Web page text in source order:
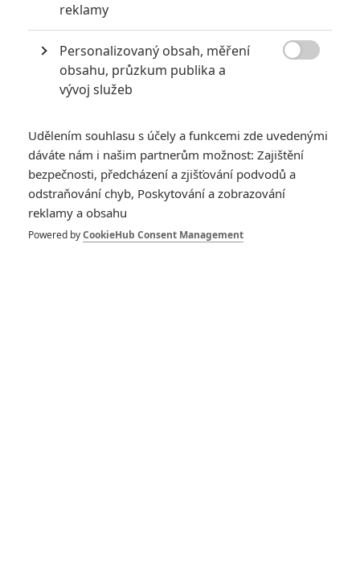
POSLEDNÍ KOMENTOVANÉ
3ČLÁNEK | 01.08.2026 16:40
Marvel nečekaně zrušil již schválené pokračování
1 ČLÁNEK | 30.07.2026 20:14
Děti krve a kostí: Regulérní trailer představuje akční fantasy
dobrodružství s vůní Afriky
1ČLÁNEK | 30.07.2026 12:31
Spider-Man: Zbrusu nový den – Podle recenzí máme čekat
překvapivě emotivní a osobní film
reklamy
Personalizovaný obsah, měření
obsahu, průzkum publika a
vývoj služeb
Udělením souhlasu s účely a funkcemi zde uvedenými
dáváte nám i našim partnerům možnost: Zajištění
bezpečnosti, předcházení a zjišťování podvodů a
odstraňování chyb, Poskytování a zobrazování
reklamy a obsahu
Powered byCookieHub Consent Management